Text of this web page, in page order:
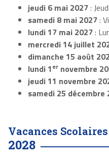
jeudi 6 mai 2027:
samedi 8 mai 2027:
lundi 17 mai 2027:
mercredi 14 juillet
dimanche 15 août
lundi 1er novembre
jeudi 11 novembre
samedi 25 décembre
Vacances Scolaires
2028